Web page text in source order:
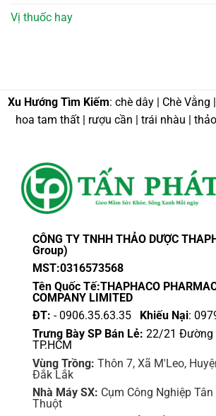
Vị thuốc hay
Xu Hướng Tìm Kiếm: chè dây | Chè
hoa tam thất | rượu cần | trái nhàu |
CÔNG TY TNHH THẢO DƯỢC
Group)
MST:0316573568
Tên Quốc Tế:THAPHACO
COMPANY LIMITED
ĐT: - 0906.35.63.35 Khiếu Nại:
Trưng Bày SP Bán Lẻ: 22/21 Đường
TP.HCM
Vùng Trồng: Thôn 7, Xã M'Leo,
Đắk Lắk
Nhà Máy SX: Cụm Công Nghiệp Tân
Thuột